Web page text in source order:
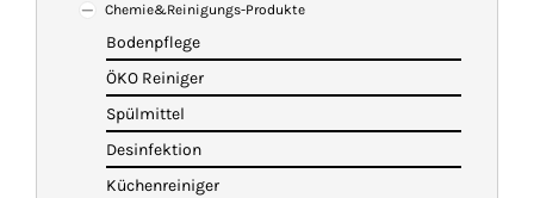
Chemie&Reinigungs-Produkte
Bodenpflege
ÖKO Reiniger
Spülmittel
Desinfektion
Küchenreiniger